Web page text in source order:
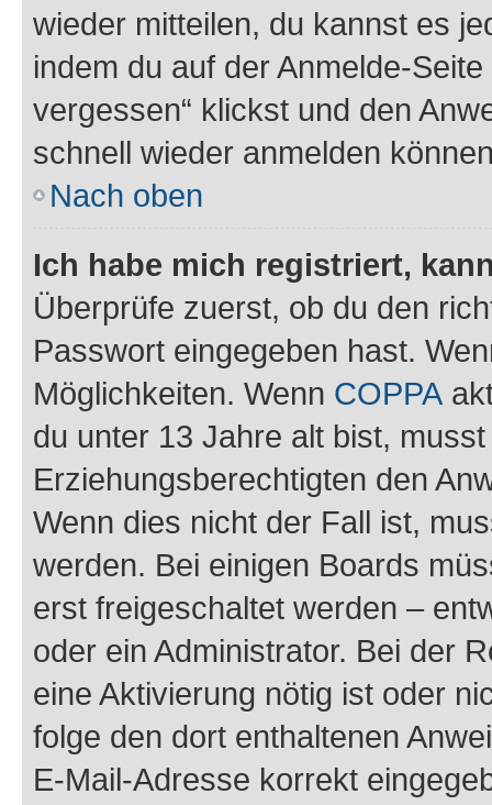
wieder mitteilen, du kannst es
indem du auf der Anmelde-
vergessen“ klickst und den
schnell wieder anmelden
Nach oben
Ich habe mich registriert,
Überprüfe zuerst, ob du den
Passwort eingegeben hast.
Möglichkeiten. Wenn COPPA
du unter 13 Jahre alt bist,
Erziehungsberechtigten den
Wenn dies nicht der Fall ist,
werden. Bei einigen Boards
erst freigeschaltet werden –
oder ein Administrator. Bei der
eine Aktivierung nötig ist oder
folge den dort enthaltenen
E-Mail-Adresse korrekt